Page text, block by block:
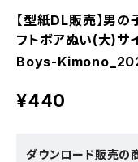
【型紙DL販売】男
フトボアぬい(大)サ
Boys-
¥440
ダウンロード販売の